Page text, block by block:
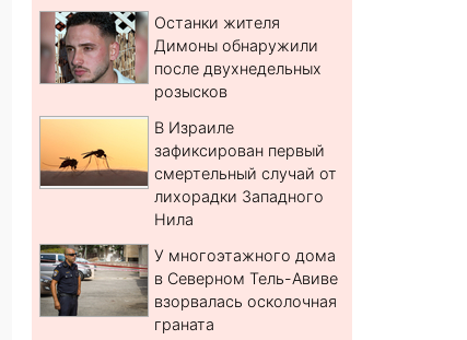
Останки жителя
Димоны обнаружили
после двухнедельных
розысков
В Израиле
зафиксирован первый
смертельный случай от
лихорадки Западного
Нила
У многоэтажного дома
в Северном Тель-Авиве
взорвалась осколочная
граната